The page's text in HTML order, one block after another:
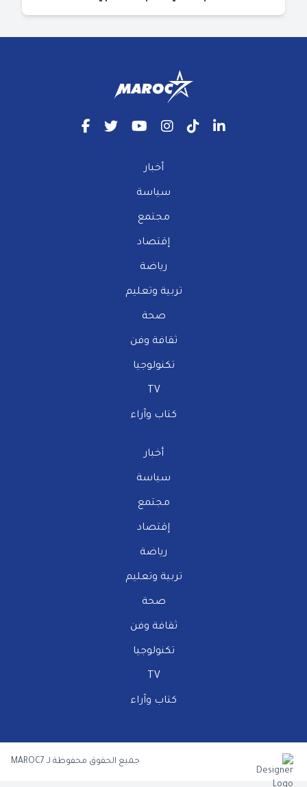
أخبار
سياسة
مجتمع
إقتصاد
رياضة
تربية وتعليم
صحة
ثقافة وفن
تكنولوجيا
TV
كتاب وآراء
أخبار
سياسة
مجتمع
إقتصاد
رياضة
تربية وتعليم
صحة
ثقافة وفن
تكنولوجيا
TV
كتاب وآراء
جميع الحقوق محفوظة لـ MAROC7